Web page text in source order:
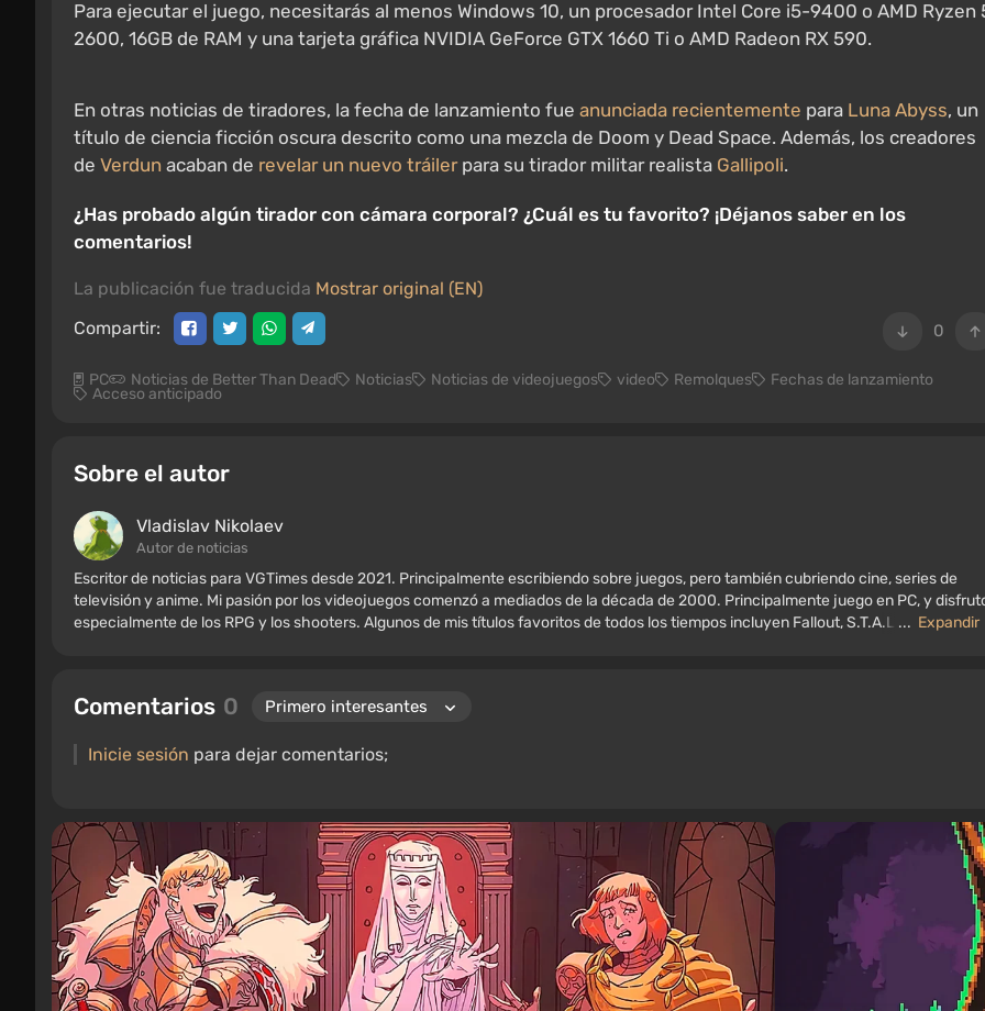
Para ejecutar el juego, necesitarás al menos Windows 10, un procesador Intel Core i5-9400 o AMD Ryzen
2600, 16GB de RAM y una tarjeta gráfica NVIDIA GeForce GTX 1660 Ti o AMD Radeon RX 590.
En otras noticias de tiradores, la fecha de lanzamiento fue anunciada recientemente para Luna Abyss, un
título de ciencia ficción oscura descrito como una mezcla de Doom y Dead Space. Además, los creadores
de Verdun acaban de revelar un nuevo tráilerpara su tirador militar realista Gallipoli.
¿Has probado algún tirador con cámara corporal? ¿Cuál es tu favorito? ¡Déjanos saber en los
comentarios!
La publicación fue traducida Mostrar original (EN)
0
Compartir:
PC Noticias de Better Than Dead Noticias Noticias de videojuegos video Remolques Fechas de lanzamiento
Acceso anticipado
Sobre el autor
Vladislav Nikolaev
Autor de noticias
Escritor de noticias para VGTimes desde 2021. Principalmente escribiendo sobre juegos, pero también cubriendo cine, series de
televisión y anime. Mi pasión por los videojuegos comenzó a mediados de la década de 2000. Principalmente juego en PC, y
especialmente de los RPG y los shooters. Algunos de mis títulos favoritos de todos los tiempos incluyen Fallout, S.T.A.L.K.E.R.,
... Expandir
Comentarios 0
Inicie sesión para dejar comentarios;